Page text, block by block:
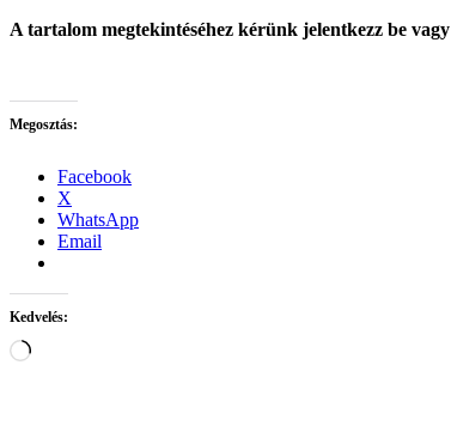
A tartalom megtekintéséhez kérünk jelentkezz be vagy
Megosztás:
Facebook
X
WhatsApp
Email
Kedvelés:
Loading…